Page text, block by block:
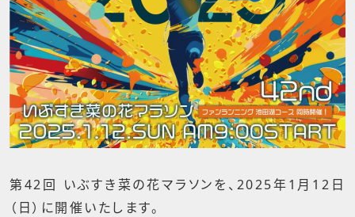
第42回 いぶすき菜の花マラソンを、2025年1月12日
（日）に開催いたします。